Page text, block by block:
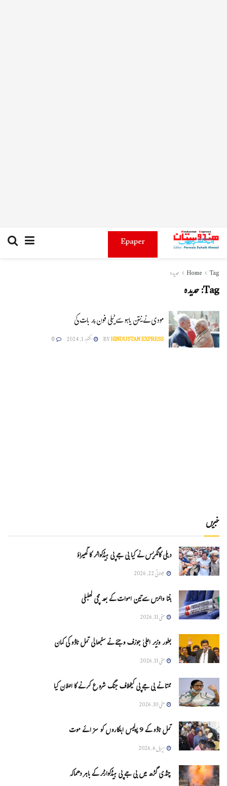
Epaper
Home Tag حدیدہ
Tag:حدیدہ
مودی نے نیتن یاہو سے ٹیلی فون پر بات کی
BYHINDUSTAN EXPRESS اکتوبر 1, 2024 0
خبریں
دہلی کانگریس نے کیا بی جے پی ہیڈکواٹر کا گھیراؤ
جولائی 22, 2026
ہنتا وائرس سےتین اموات کے بعد مچی کھلبلی
مئی 11, 2026
بطور وزیر اعلیٰ جوزف وجئے نے سنبھالی تمل ناڈو کی کمان
مئی 11, 2026
ممتا نے بی جے پی کیخلاف جنگ شروع کرنے کا اعلان کیا
مئی 10, 2026
تمل ناڈو کے 9 پولیس اہلکاروں کو سزائے موت
اپریل 6, 2026
چنڈی گڑھ میں بی جے پی ہیڈکوارٹر کے باہر دھماکہ